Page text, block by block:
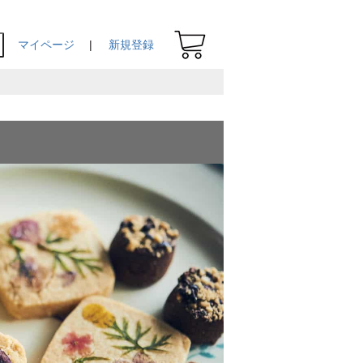
マイページ 新規登録